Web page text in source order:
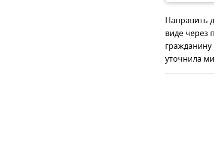
Направить
виде через
уточнила